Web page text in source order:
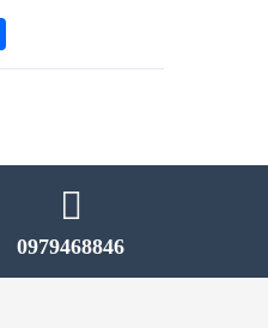
0979468846